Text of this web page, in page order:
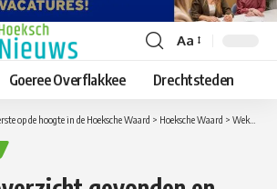
Lettergrootte
aanpassen
Aa
Goeree Overflakkee Drechtsteden
op de hoogte in de Hoeksche Waard > Hoeksche Waard > Wekelijks overzicht gevonden en vermiste dieren in de Hoeksche Waard – Maandag 17 December